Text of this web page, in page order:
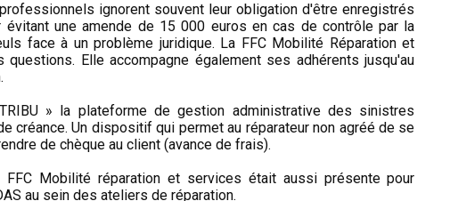
ignorent souvent leur obligation d'être enregistrés
une amende de 15 000 euros en cas de contrôle par la
face à un problème juridique. La FFC Mobilité Réparation et
Elle accompagne également ses adhérents jusqu'au
» la plateforme de gestion administrative des sinistres
créance. Un dispositif qui permet au réparateur non agréé de se
de chèque au client (avance de frais).
Mobilité réparation et services était aussi présente pour
au sein des ateliers de réparation.